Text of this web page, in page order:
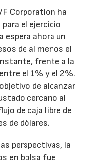
Corporation ha
el ejercicio
espera ahora un
de al menos el
frente a la
el 1% y el 2%.
de alcanzar
cercano al
de caja libre de
de dólares.
perspectivas, la
en bolsa fue